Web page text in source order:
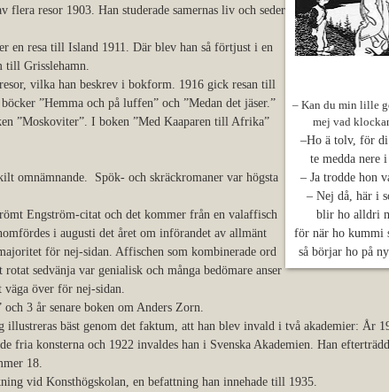
– Kan du min lille
mej vad
–Ho ä tolv, för
te medda nere i
– Ja trodde hon
– Nej då, här i
blir ho alldri
för när ho kummi
så börjar ho på
resor 1903. Han studerade samernas liv och seder
en resa till Island 1911. Där blev han så förtjust i en
till Grisslehamn.
vilka han beskrev i bokform. 1916 gick resan till
”Hemma och på luffen” och ”Medan det jäser.”
”Moskoviter”. I boken ”Med Kaaparen till Afrika”
omnämnande. Spök- och skräckromaner var högsta
Engström-citat och det kommer från en valaffisch
i augusti det året om införandet av allmänt
för nej-sidan. Affischen som kombinerade ord
sedvänja var genialisk och många bedömare anser
över för nej-sidan.
3 år senare boken om Anders Zorn.
illustreras bäst genom det faktum, att han blev invald i två akademier: År
fria konsterna och 1922 invaldes han i Svenska Akademien. Han
18.
vid Konsthögskolan, en befattning han innehade till 1935.